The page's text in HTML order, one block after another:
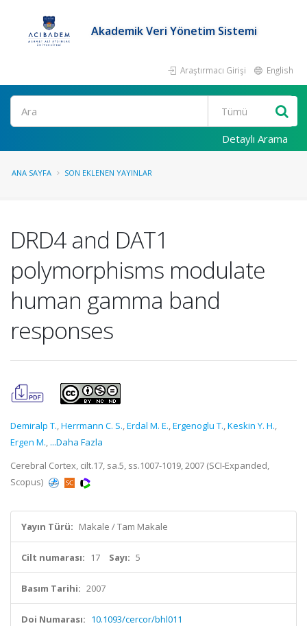
Akademik Veri Yönetim Sistemi
Araştırmacı Girişi English
Ara
Detaylı Arama
ANA SAYFA SON EKLENEN YAYINLAR
DRD4 and DAT1
polymorphisms modulate
human gamma band
responses
Demiralp T.,Herrmann C. S.,Erdal M. E.,Ergenoglu T.,Keskin Y. H.,
Ergen M., ...Daha Fazla
Cerebral Cortex, cilt.17, sa.5, ss.1007-1019, 2007 (SCI-Expanded,
Scopus)
Yayın Türü: Makale / Tam Makale
Cilt numarası: 17 Sayı: 5
Basım Tarihi: 2007
Doi Numarası: 10.1093/cercor/bhl011